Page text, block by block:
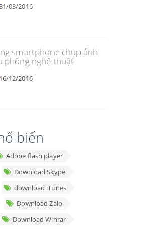
03/2016
smartphone chụp ảnh
phông nghệ thuật
16/12/2016
biến
Adobe flash player
Download Skype
download iTunes
Download Zalo
Download Winrar